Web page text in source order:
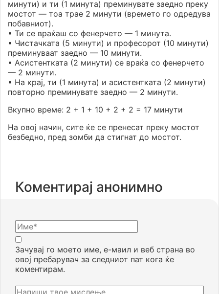
минути) и ти (1 минута) преминувате заедно преку
мостот — тоа трае 2 минути (времето го одредува
побавниот).
• Ти се враќаш со фенерчето — 1 минута.
• Чистачката (5 минути) и професорот (10 минути)
преминуваат заедно — 10 минути.
• Асистентката (2 минути) се враќа со фенерчето
— 2 минути.
• На крај, ти (1 минута) и асистентката (2 минути)
повторно преминувате заедно — 2 минути.
Вкупно време: 2 + 1 + 10 + 2 + 2 = 17 минути
На овој начин, сите ќе се пренесат преку мостот
безбедно, пред зомби да стигнат до мостот.
Коментирај анонимно
Зачувај го моето име, е-маил и веб страна во
овој пребарувач за следниот пат кога ќе
коментирам.